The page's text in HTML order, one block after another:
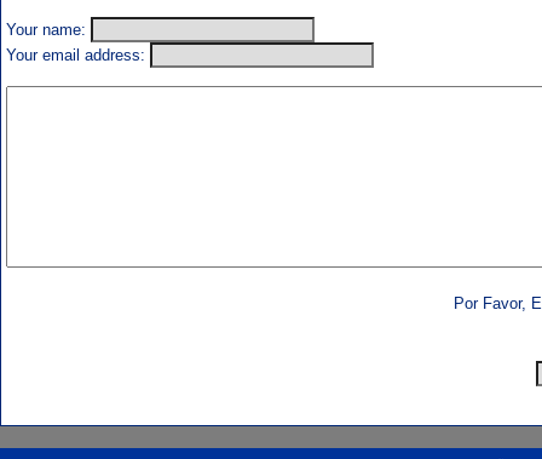
Your name:
Your email address:
Por Favor,